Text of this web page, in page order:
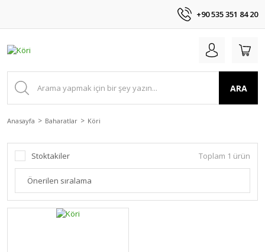
+90 535 351 84 20
ARA
Anasayfa Baharatlar Köri
Stoktakiler Toplam 1 ürün